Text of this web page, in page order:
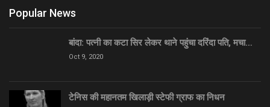
Popular News
बांदा: पत्नी का कटा सिर लेकर थाने पहुंचा दरिंदा पति, मचा…
Oct 9, 2020
टेनिस की महानतम खिलाड़ी स्टेफी ग्राफ का निधन